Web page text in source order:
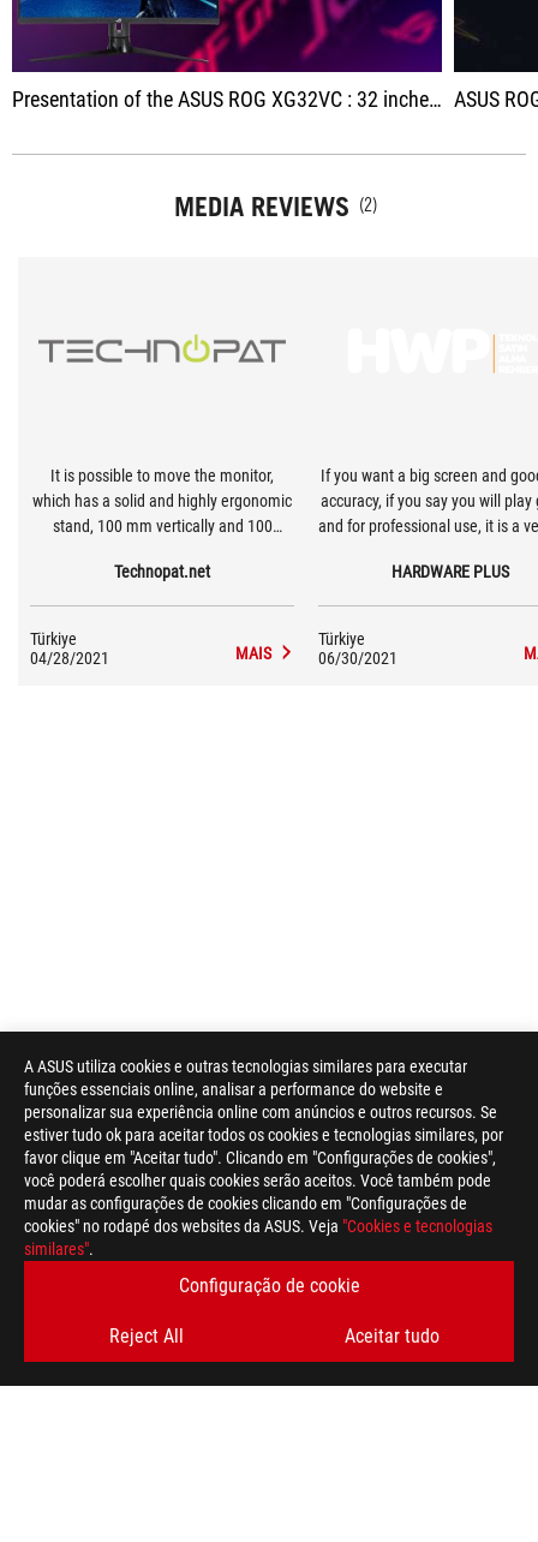
A ASUS utiliza cookies e outras tecnologias similares para executar
funções essenciais online, analisar a performance do website e
personalizar sua experiência online com anúncios e outros recursos. Se
estiver tudo ok para aceitar todos os cookies e tecnologias similares, por
favor clique em "Aceitar tudo". Clicando em "Configurações de cookies",
você poderá escolher quais cookies serão aceitos. Você também pode
mudar as configurações de cookies clicando em "Configurações de
cookies" no rodapé dos websites da ASUS. Veja "Cookies e tecnologias
similares".
Configuração de cookie
Reject All Aceitar tudo
Presentation of the ASUS ROG XG32VC : 32 inches, QHD 170Hz FreeSync at 500 euros. ASUS
MEDIA REVIEWS (2)
It is possible to move the monitor,
which has a solid and highly ergonomic
stand, 100 mm vertically and 100
positioned. The monitor, which sits
firmly on the table on this simple design
Technopat.net
Türkiye
04/28/2021
MAIS
If you want a big screen and
accuracy, if you say you will play
and for professional use, it is a
2K monitors and 144 Hz and
monitors within your
HARDWARE PLUS
Türkiye
06/30/2021